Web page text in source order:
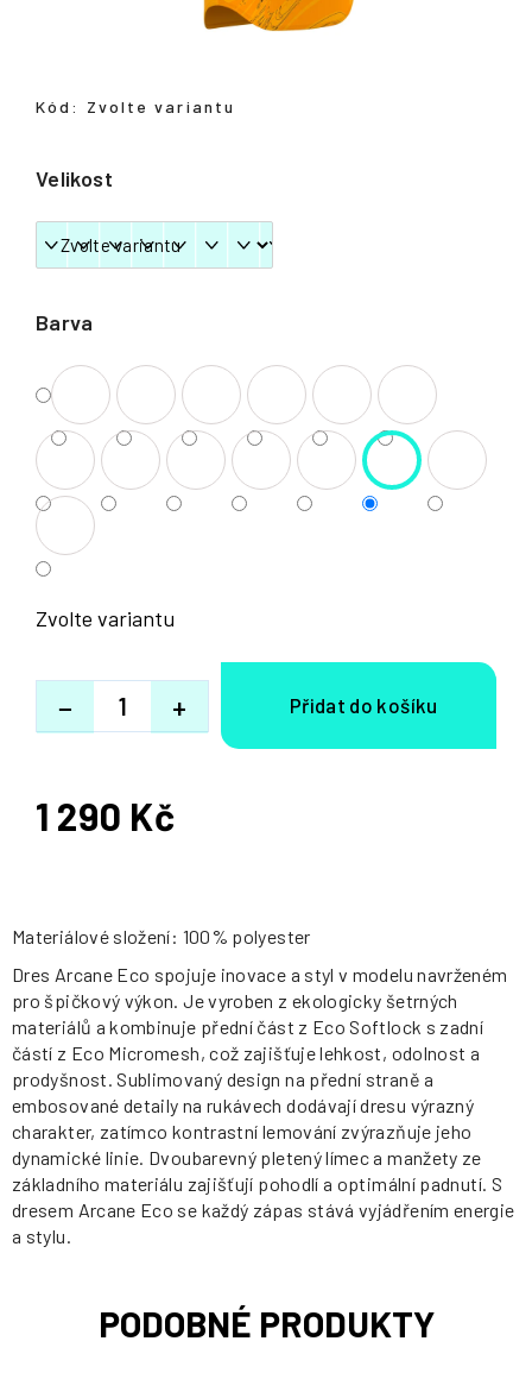
Barva
Velikost
Zvolte variantu
+
−
Kód: Zvolte variantu
1 290 Kč
Měrná
Materiálové složení: 100% polyester
Dres Arcane Eco spojuje inovace a styl v modelu navrženém
pro špičkový výkon. Je vyroben z ekologicky šetrných
materiálů a kombinuje přední část z Eco Softlock s zadní
částí z Eco Micromesh, což zajišťuje lehkost, odolnost a
prodyšnost. Sublimovaný design na přední straně a
embosované detaily na rukávech dodávají dresu výrazný
charakter, zatímco kontrastní lemování zvýrazňuje jeho
dynamické linie. Dvoubarevný pletený límec a manžety ze
základního materiálu zajišťují pohodlí a optimální padnutí. S
dresem Arcane Eco se každý zápas stává vyjádřením energie
a stylu.